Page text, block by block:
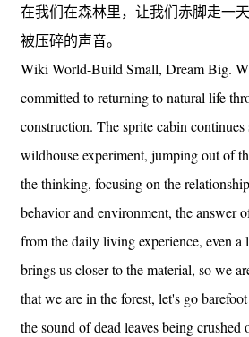
在我们在森林里，让我们赤脚走一
被压碎的声音。
Wiki World-Build Small, Dream Big.
committed to returning to natural life
construction. The sprite cabin continues
wildhouse experiment, jumping out of
the thinking, focusing on the
behavior and environment, the answer
from the daily living experience, even
brings us closer to the material, so we
that we are in the forest, let's go
the sound of dead leaves being crushed